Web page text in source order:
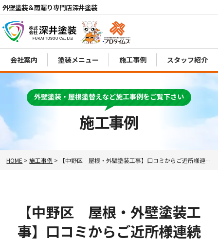
外壁塗装＆雨漏り専門店深井塗装
電話
会社案内 塗装メニュー 施工事例 スタッフ紹介
施工事例
外壁塗装・屋根塗替えなど施工事例をご覧下さい
HOME >施工事例 > 【中野区 屋根・外壁塗装工事】口コミからご近所様連続塗装のご契約をいただきました！
【中野区 屋根・外壁塗装工
事】口コミからご近所様連続